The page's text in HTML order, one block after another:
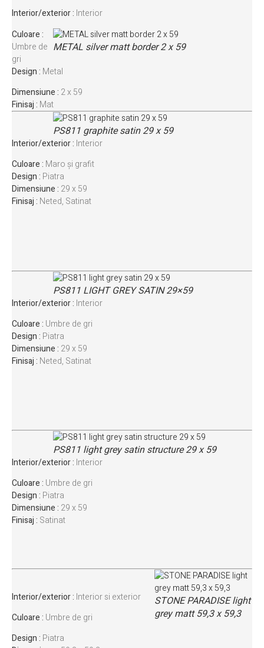
Interior/exterior : Interior
METAL silver matt border 2 x 59
Culoare :
Umbre de
gri
Design : Metal
Dimensiune : 2 x 59
Finisaj : Mat
PS811 graphite satin 29 x 59
Interior/exterior : Interior
Culoare : Maro și grafit
Design : Piatra
Dimensiune : 29 x 59
Finisaj : Neted, Satinat
PS811 LIGHT GREY SATIN 29×59
Interior/exterior : Interior
Culoare : Umbre de gri
Design : Piatra
Dimensiune : 29 x 59
Finisaj : Neted, Satinat
PS811 light grey satin structure 29 x 59
Interior/exterior : Interior
Culoare : Umbre de gri
Design : Piatra
Dimensiune : 29 x 59
Finisaj : Satinat
STONE PARADISE light
grey matt 59,3 x 59,3
Interior/exterior : Interior si exterior
Culoare : Umbre de gri
Design : Piatra